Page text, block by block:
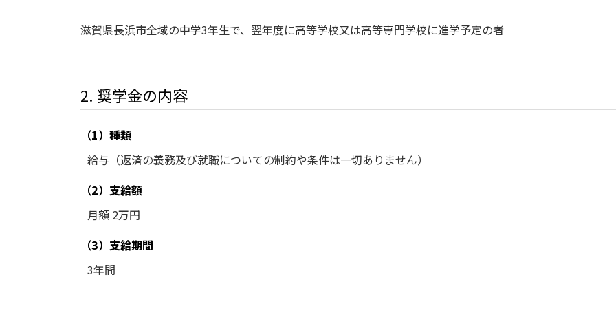
滋賀県長浜市全域の中学3年生で、翌年度に高等学校又は高等専門学校に進学予定の者
2. 奨学金の内容
（1）種類
給与（返済の義務及び就職についての制約や条件は一切ありません）
（2）支給額
月額 2万円
（3）支給期間
3年間